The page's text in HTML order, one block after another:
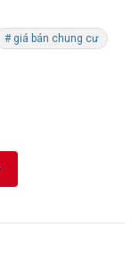
# giá bán chung cư